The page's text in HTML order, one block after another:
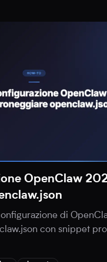
OpenClaw
di
con snippet